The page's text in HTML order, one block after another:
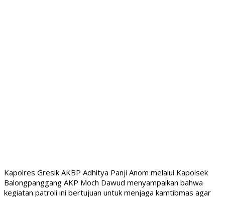
Kapolres Gresik AKBP Adhitya Panji Anom melalui Kapolsek
Balongpanggang AKP Moch Dawud menyampaikan bahwa
kegiatan patroli ini bertujuan untuk menjaga kamtibmas agar